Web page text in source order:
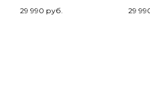
29 990 руб. 29